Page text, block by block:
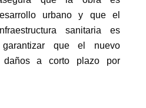
urbano y que el
sanitaria es
garantizar que el nuevo
daños a corto plazo por